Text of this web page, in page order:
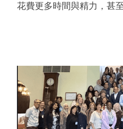
花費更多時間與精力，甚